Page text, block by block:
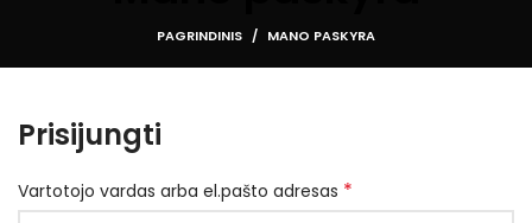
PAGRINDINIS MANO PASKYRA
Prisijungti
Vartotojo vardas arba el.pašto adresas *